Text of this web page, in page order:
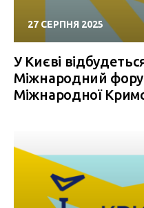
27 СЕРПНЯ 2025
У Києві
Міжнародний
Міжнародної